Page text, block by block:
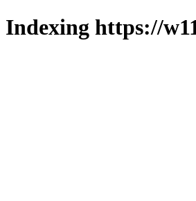
Indexing https://